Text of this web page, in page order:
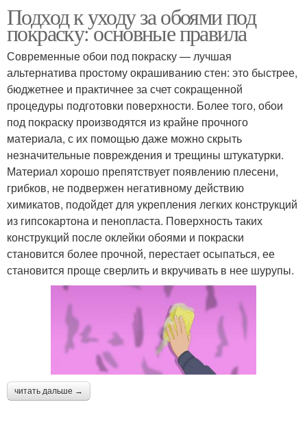
Подход к уходу за обоями под
покраску: основные правила
Современные обои под покраску — лучшая
альтернатива простому окрашиванию стен: это быстрее,
бюджетнее и практичнее за счет сокращенной
процедуры подготовки поверхности. Более того, обои
под покраску производятся из крайне прочного
материала, с их помощью даже можно скрыть
незначительные повреждения и трещины штукатурки.
Материал хорошо препятствует появлению плесени,
грибков, не подвержен негативному действию
химикатов, подойдет для укрепления легких конструкций
из гипсокартона и пенопласта. Поверхность таких
конструкций после оклейки обоями и покраски
становится более прочной, перестает осыпаться, ее
становится проще сверлить и вкручивать в нее шурупы.
читать дальше →